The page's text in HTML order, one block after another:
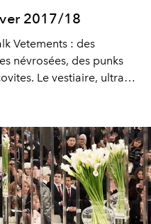
2017/18
Vetements : des
névrosées, des punks
Le vestiaire, ultra-
comme si
balayer d'un revers
de la mode pour
"Chaque penseur bâtit sa
autre"...